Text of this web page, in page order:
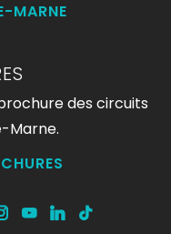
MARNE
des circuits
Marne.